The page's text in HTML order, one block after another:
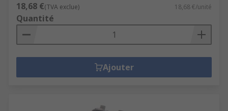
18,68 €(TVA exclue) 18,68 €/unité
Quantité
Ajouter